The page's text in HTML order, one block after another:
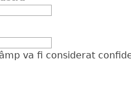
va fi considerat